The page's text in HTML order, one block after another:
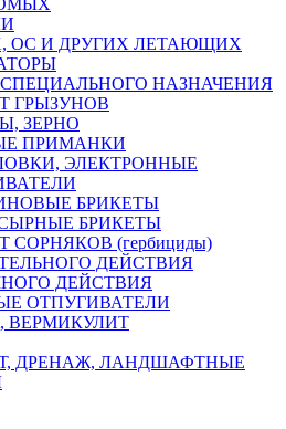
ОС И ДРУГИХ ЛЕТАЮЩИХ
НАЗНАЧЕНИЯ
ГРЫЗУНОВ
ЗЕРНО
ПРИМАНКИ
ЭЛЕКТРОННЫЕ
БРИКЕТЫ
БРИКЕТЫ
СОРНЯКОВ (гербициды)
ДЕЙСТВИЯ
ДЕЙСТВИЯ
ОТПУГИВАТЕЛИ
ВЕРМИКУЛИТ
ДРЕНАЖ, ЛАНДШАФТНЫЕ